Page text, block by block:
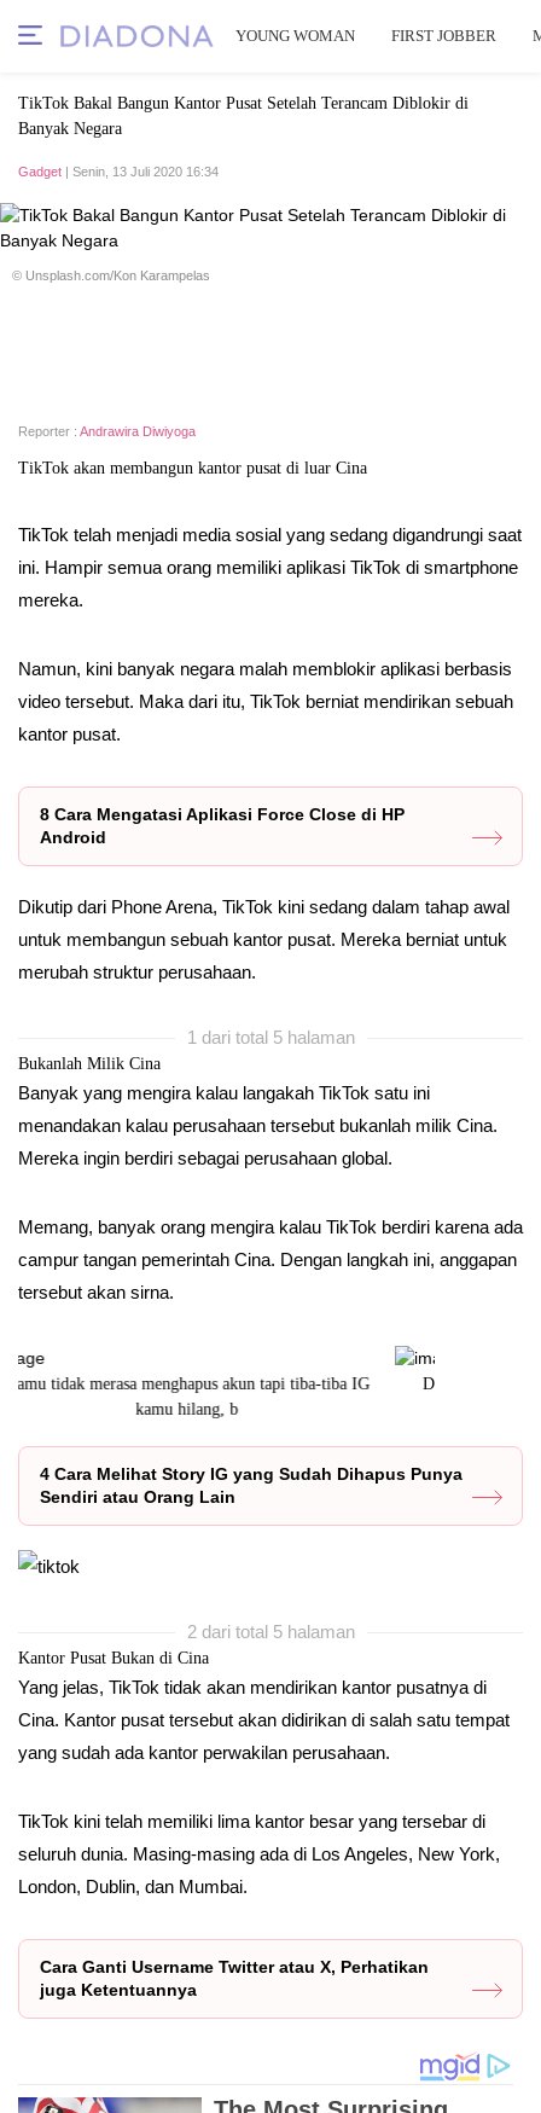
YOUNG WOMAN FIRST JOBBER
TikTok Bakal Bangun Kantor Pusat Setelah Terancam Diblokir di
Banyak Negara
Gadget | Senin, 13 Juli 2020 16:34
© Unsplash.com/Kon Karampelas
Reporter : Andrawira Diwiyoga
TikTok akan membangun kantor pusat di luar Cina
TikTok telah menjadi media sosial yang sedang digandrungi saat
ini. Hampir semua orang memiliki aplikasi TikTok di smartphone
mereka.
Namun, kini banyak negara malah memblokir aplikasi berbasis
video tersebut. Maka dari itu, TikTok berniat mendirikan sebuah
kantor pusat.
8 Cara Mengatasi Aplikasi Force Close di HP
Android
Dikutip dari Phone Arena, TikTok kini sedang dalam tahap awal
untuk membangun sebuah kantor pusat. Mereka berniat untuk
merubah struktur perusahaan.
1 dari total 5 halaman
Bukanlah Milik Cina
Banyak yang mengira kalau langakah TikTok satu ini
menandakan kalau perusahaan tersebut bukanlah milik Cina.
Mereka ingin berdiri sebagai perusahaan global.
Memang, banyak orang mengira kalau TikTok berdiri karena ada
campur tangan pemerintah Cina. Dengan langkah ini, anggapan
tersebut akan sirna.
Drone telah menjadi salah satu item penunjang untuk
mereka yang s
4 Cara Melihat Story IG yang Sudah Dihapus Punya
Sendiri atau Orang Lain
2 dari total 5 halaman
Kantor Pusat Bukan di Cina
Yang jelas, TikTok tidak akan mendirikan kantor pusatnya di
Cina. Kantor pusat tersebut akan didirikan di salah satu tempat
yang sudah ada kantor perwakilan perusahaan.
TikTok kini telah memiliki lima kantor besar yang tersebar di
seluruh dunia. Masing-masing ada di Los Angeles, New York,
London, Dublin, dan Mumbai.
Cara Ganti Username Twitter atau X, Perhatikan
juga Ketentuannya